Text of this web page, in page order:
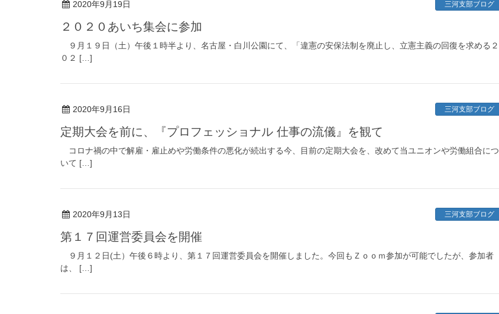
2020年9月19日 三河支部ブログ
２０２０あいち集会に参加
９月１９日（土）午後１時半より、名古屋・白川公園にて、「違憲の安保法制を廃止し、立憲主義の回復を求める２
０２ […]
2020年9月16日 三河支部ブログ
定期大会を前に、『プロフェッショナル 仕事の流儀』を観て
コロナ禍の中で解雇・雇止めや労働条件の悪化が続出する今、目前の定期大会を、改めて当ユニオンや労働組合につ
いて […]
2020年9月13日 三河支部ブログ
第１７回運営委員会を開催
９月１２日(土）午後６時より、第１７回運営委員会を開催しました。今回もＺｏｏｍ参加が可能でしたが、参加者
は、 […]